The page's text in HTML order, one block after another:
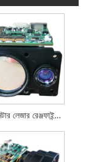
6 কিলোমিটার লেজার রেঞ্জফাইন্ডার মডিউল